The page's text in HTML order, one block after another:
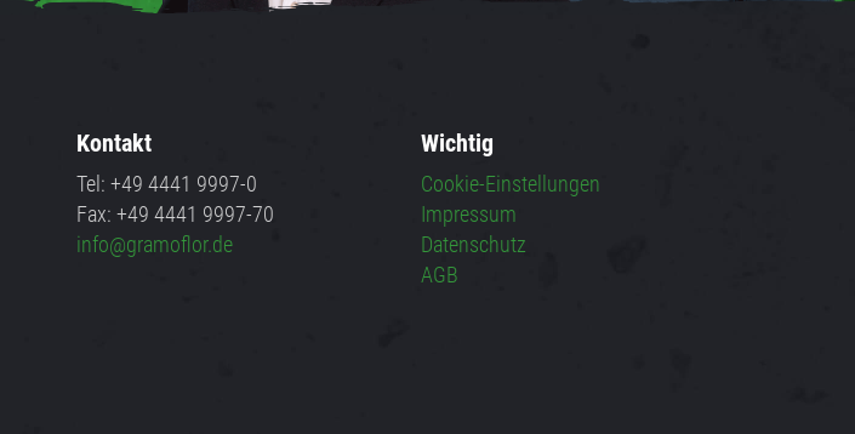
Kontakt
Tel: +49 4441 9997-0
Fax: +49 4441 9997-70
info@gramoflor.de
Wichtig
Cookie-Einstellungen
Impressum
Datenschutz
AGB